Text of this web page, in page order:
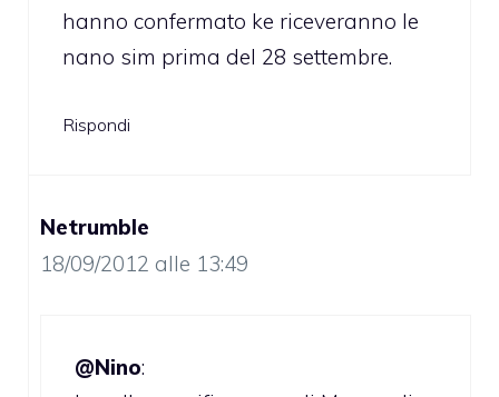
hanno confermato ke riceveranno le
nano sim prima del 28 settembre.
Rispondi
Netrumble
18/09/2012 alle 13:49
@Nino: